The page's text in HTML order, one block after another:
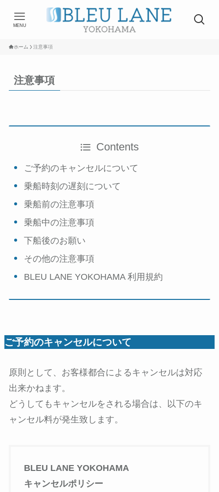
MENU
ホーム 注意事項
注意事項
Contents
ご予約のキャンセルについて
乗船時刻の遅刻について
乗船前の注意事項
乗船中の注意事項
下船後のお願い
その他の注意事項
BLEU LANE YOKOHAMA 利用規約
ご予約のキャンセルについて
原則として、お客様都合によるキャンセルは対応
出来かねます。
どうしてもキャンセルをされる場合は、以下のキ
ャンセル料が発生致します。
BLEU LANE YOKOHAMA
キャンセルポリシー